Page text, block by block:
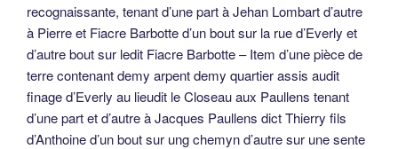
recognaissante, tenant d’une part à Jehan Lombart d’autre
à Pierre et Fiacre Barbotte d’un bout sur la rue d’Everly et
d’autre bout sur ledit Fiacre Barbotte – Item d’une pièce de
terre contenant demy arpent demy quartier assis audit
finage d’Everly au lieudit le Closeau aux Paullens tenant
d’une part et d’autre à Jacques Paullens dict Thierry fils
d’Anthoine d’un bout sur ung chemyn d’autre sur une sente